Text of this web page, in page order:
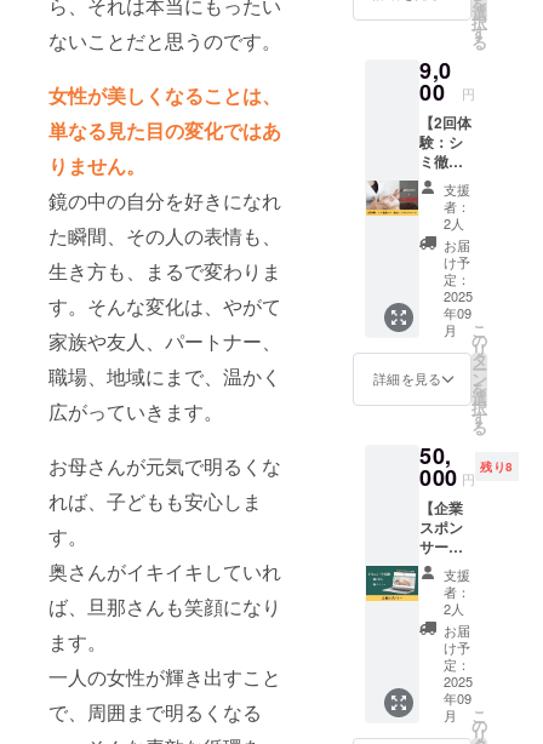
ないことだと思うのです。
女性が美しくなることは、
単なる見た目の変化ではあ
りません。
鏡の中の自分を好きになれ
た瞬間、その人の表情も、
生き方も、まるで変わりま
す。そんな変化は、やがて
家族や友人、パートナー、
職場、地域にまで、温かく
広がっていきます。
お母さんが元気で明るくな
れば、子どもも安心しま
す。
奥さんがイキイキしていれ
ば、旦那さんも笑顔になり
ます。
一人の女性が輝き出すこと
で、周囲まで明るくなる
お召し
くださ
い。 万
が一体
質が合
わない
場合
は、使
用を中
止して
くださ
い。 小
顔＆シ
ミケア
専門サ
ロン
「Nana
ra」 住
所：大
阪市中
川町4-
16 送付
も可能
です。
※送付後
希望の
場合は
購入時
の備考
欄に
「送付
希望」
と必ず
ご記入
くださ
水、プ
ス、ヘ
キシル
3-グリ
セリル
アスコ
ルビン
酸、ヒ
ト幹細
胞順化
培養
液、規
定化細
胞培地
9、ニコ
チンア
ノヌク
レオチ
ルブチ
ン、ヒ
ト脂肪
由来間
葉系細
胞エク
ソソー
ム、サ
イタイ
エキ
ス、ヒ
アルロ
ン酸
Na、ア
スタキ
サンチ
専門サ
ra」 住
所：大
阪市中
央区粉
川町4-
16 ※日
程は
メール
にて調
整させ
ていた
だきま
す。 ※
こちら
の権利
期限は
2025年
9月から
す。
間は1回
120分で
す。 小
顔＆シ
ミケア
専門サ
ロン
「Nana
ra」 住
所：大
阪市中
央区粉
川町4-
16 ※日
程は
にて調
整させ
す。 ※
こちら
の権利
の有効
期限は
2025年
9月から
1年間で
す。
→引き
締め機
器→鎮
静パッ
ク→ス
キンケ
ア→
マッ
サー
ジ》毛
穴に溜
まった
汚れも
スッキ
リ！ツ
ルツル
なお肌
です！
施術時
間は1回
120分で
す。 小
顔＆シ
ミケア
専門サ
ロン
「Nana
ra」 住
所：大
阪市中
央区粉
川町4-
谷町四
丁目に
ンする
小顔＆
シミケ
ア専門
サロ
「Nana
ra」で
サービ
スを体
験でき
ます。
《クレ
ンジン
グ→
フェイ
シャル
マッ
テ)→ポ
レー
ション
→肌に
合わせ
た機械
→鎮静
パック
→スキ
ンケア
→お仕
上げ》
エイジ
ングケ
アに人
選
択
す
る
9,0
00 円
【2回体
験：シ
ミ徹底
ケア！
美白・
シミケ
アコー
ス】 通
18,000
円のシ
ミケア
コース2
回分を
9,000円
でご提
す。 谷
町四丁
目に
オープ
ンする
小顔＆
シミケ
ア専門
サロ
「Nana
ra」で
サービ
スを体
験でき
ます。
支援
者：
2人
お届
け予
定：
2025
年09
月
詳細を見る
こ
の
リ
タ
ー
ン
を
選
択
す
る
50,
000 円
残り8
【企業
スポン
サー】
株式会
社ツナ
グの企
業スポ
ンサー
になれ
る権利
です。
企業ス
支援
者：
2人
お届
け予
定：
2025
年09
月
こ
の
リ